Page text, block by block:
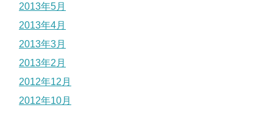
2013年5月
2013年4月
2013年3月
2013年2月
2012年12月
2012年10月